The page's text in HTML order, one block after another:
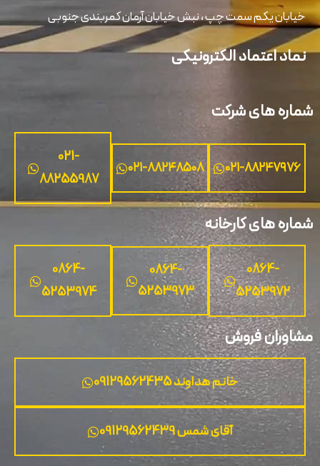
یکم سمت چپ ، نبش خیابان آرمان کمربندی جنوبی
اعتماد الکترونیکی
های شرکت
۸۸۲۴۷۹۷۶ ۰۲۱-۸۸۲۴۸۵۰۸
88255987
های کارخانه
0864-
5253972
0864-
5253973
0864-
5253974
فروش
خانم هداوند 09129562435
آقای شمس 09129562439